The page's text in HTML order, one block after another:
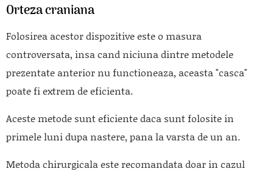
Orteza craniana
Folosirea acestor dispozitive este o masura
controversata, insa cand niciuna dintre metodele
prezentate anterior nu functioneaza, aceasta "casca"
poate fi extrem de eficienta.
Aceste metode sunt eficiente daca sunt folosite in
primele luni dupa nastere, pana la varsta de un an.
Metoda chirurgicala este recomandata doar in cazul